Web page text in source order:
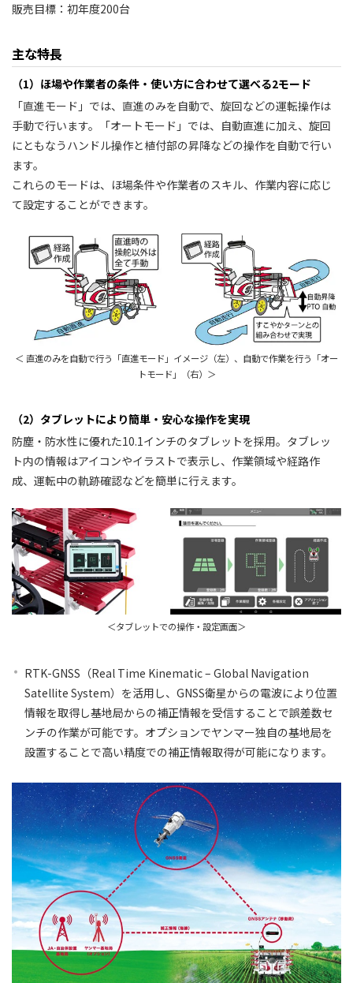
販売目標：初年度200台
主な特長
（1）ほ場や作業者の条件・使い方に合わせて選べる2モード
「直進モード」では、直進のみを自動で、旋回などの運転操作は
手動で行います。「オートモード」では、自動直進に加え、旋回
にともなうハンドル操作と植付部の昇降などの操作を自動で行い
ます。
これらのモードは、ほ場条件や作業者のスキル、作業内容に応じ
て設定することができます。
＜ 直進のみを自動で行う「直進モード」イメージ（左）、自動で作業を行う「オー
トモード」（右）＞
（2）タブレットにより簡単・安心な操作を実現
防塵・防水性に優れた10.1インチのタブレットを採用。タブレッ
ト内の情報はアイコンやイラストで表示し、作業領域や経路作
成、運転中の軌跡確認などを簡単に行えます。
＜タブレットでの操作・設定画面＞
RTK-GNSS（Real Time Kinematic – Global Navigation
Satellite System）を活用し、GNSS衛星からの電波により位置
情報を取得し基地局からの補正情報を受信することで誤差数セ
ンチの作業が可能です。オプションでヤンマー独自の基地局を
設置することで高い精度での補正情報取得が可能になります。